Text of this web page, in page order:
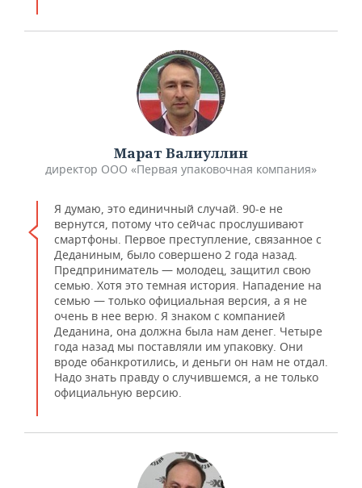
Марат Валиуллин
директор ООО «Первая упаковочная компания»
Я думаю, это единичный случай. 90-е не
вернутся, потому что сейчас прослушивают
смартфоны. Первое преступление, связанное с
Деданиным, было совершено 2 года назад.
Предприниматель — молодец, защитил свою
семью. Хотя это темная история. Нападение на
семью — только официальная версия, а я не
очень в нее верю. Я знаком с компанией
Деданина, она должна была нам денег. Четыре
года назад мы поставляли им упаковку. Они
вроде обанкротились, и деньги он нам не отдал.
Надо знать правду о случившемся, а не только
официальную версию.